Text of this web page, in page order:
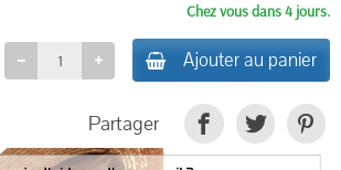
Chez vous dans 4 jours.
Ajouter au panier
Partager